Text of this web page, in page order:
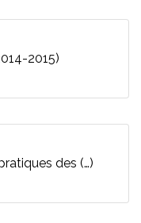
2015)
des (…)